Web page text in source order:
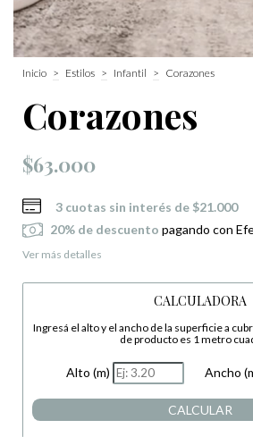
Inicio > Estilos > Infantil > Corazones
Corazones
$63.000
3 cuotas sin interés de $21.000
20% de descuento pagando con
Ver más detalles
CALCULADORA
Ingresá el alto y el ancho de la superficie a
de producto es 1 metro
Alto (m) Ancho
CALCULAR